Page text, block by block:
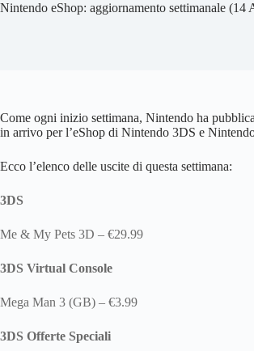
Nintendo eShop: aggiornamento settimanale (14
Come ogni inizio settimana, Nintendo ha
in arrivo per l’eShop di Nintendo 3DS e
Ecco l’elenco delle uscite di questa settimana:
3DS
Me & My Pets 3D – €29.99
3DS Virtual Console
Mega Man 3 (GB) – €3.99
3DS Offerte Speciali